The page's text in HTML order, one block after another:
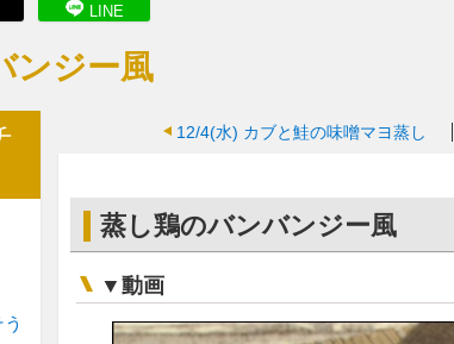
LINE
ンジー風
12/4(水) カブと鮭の味噌マヨ蒸し
蒸し鶏のバンバンジー風
▼動画